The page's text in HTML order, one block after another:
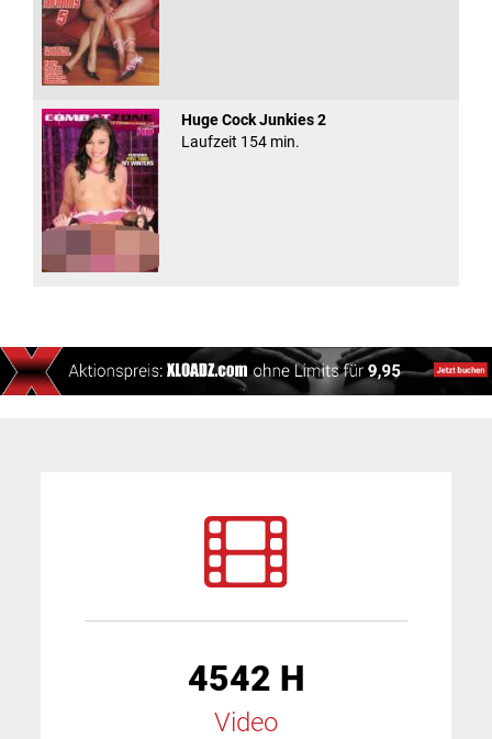
Huge Cock Junkies 2
Laufzeit 154 min.
4542 H
Video